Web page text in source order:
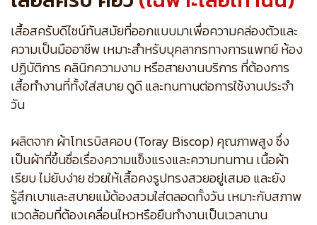
เสื้อสครับดีไซน์ทันสมัยที่ออกแบบมาเพื่อความคล่องตัวและ
ความเป็นมืออาชีพ เหมาะสำหรับบุคลากรทางการแพทย์ ห้อง
ปฏิบัติการ คลินิกความงาม หรือสายงานบริการ ที่ต้องการ
เสื้อทำงานที่ทั้งใส่สบาย ดูดี และทนทานต่อการใช้งานประจำ
วัน
ผลิตจาก ผ้าโทเรบิสคอบ (Toray Biscop) คุณภาพสูง ซึ่ง
เป็นผ้าที่ขึ้นชื่อเรื่องความแข็งแรงและความทนทาน เนื้อผ้า
เรียบ ไม่ยับง่าย ช่วยให้เสื้อคงรูปทรงสวยอยู่เสมอ และยัง
รู้สึกเบาและสบายแม้ต้องสวมใส่ตลอดทั้งวัน เหมาะกับสภาพ
แวดล้อมที่ต้องเคลื่อนไหวหรือยืนทำงานเป็นเวลานาน